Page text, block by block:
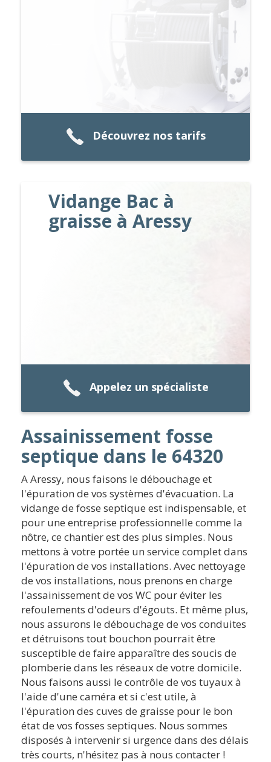
Découvrez nos tarifs
Vidange Bac à
graisse à Aressy
Appelez un spécialiste
Assainissement fosse
septique dans le 64320
A Aressy, nous faisons le débouchage et
l'épuration de vos systèmes d'évacuation. La
vidange de fosse septique est indispensable, et
pour une entreprise professionnelle comme la
nôtre, ce chantier est des plus simples. Nous
mettons à votre portée un service complet dans
l'épuration de vos installations. Avec nettoyage
de vos installations, nous prenons en charge
l'assainissement de vos WC pour éviter les
refoulements d'odeurs d'égouts. Et même plus,
nous assurons le débouchage de vos conduites
et détruisons tout bouchon pourrait être
susceptible de faire apparaître des soucis de
plomberie dans les réseaux de votre domicile.
Nous faisons aussi le contrôle de vos tuyaux à
l'aide d'une caméra et si c'est utile, à
l'épuration des cuves de graisse pour le bon
état de vos fosses septiques. Nous sommes
disposés à intervenir si urgence dans des délais
très courts, n'hésitez pas à nous contacter !